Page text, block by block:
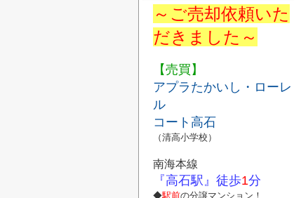
～ご売却依頼いた
だきました～
【売買】
アプラたかいし・ローレ
ル
コート高石
（清高小学校）
南海本線
『高石駅』 徒歩1分
◆駅前の分譲マンション！